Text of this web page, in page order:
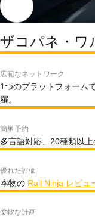
ザコパネ・ワ
広範なネットワーク
1つのプラットフォーム
羅。
簡単予約
多言語対応、20種類以
優れた評価
本物の Rail Ninja レビュ
柔軟な計画